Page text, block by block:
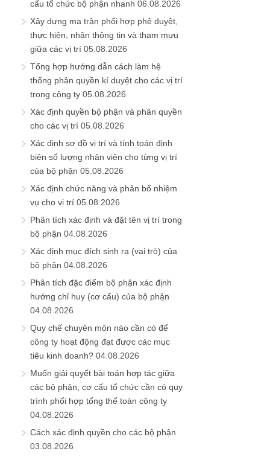
cấu tổ chức bộ phận nhanh 06.08.2026
Xây dựng ma trận phối hợp phê duyệt,
thực hiện, nhận thông tin và tham mưu
giữa các vị trí 05.08.2026
Tổng hợp hướng dẫn cách làm hệ
thống phân quyền kí duyệt cho các vị trí
trong công ty 05.08.2026
Xác định quyền bộ phận và phân quyền
cho các vị trí 05.08.2026
Xác định sơ đồ vị trí và tính toán định
biên số lượng nhân viên cho từng vị trí
của bộ phận 05.08.2026
Xác định chức năng và phân bổ nhiệm
vụ cho vị trí 05.08.2026
Phân tích xác định và đặt tên vị trí trong
bộ phận 04.08.2026
Xác định mục đích sinh ra (vai trò) của
bộ phận 04.08.2026
Phân tích đặc điểm bộ phận xác định
hướng chỉ huy (cơ cấu) của bộ phận
04.08.2026
Quy chế chuyên môn nào cần có để
công ty hoạt động đạt được các mục
tiêu kinh doanh? 04.08.2026
Muốn giải quyết bài toán hợp tác giữa
các bộ phận, cơ cấu tổ chức cần có quy
trình phối hợp tổng thể toàn công ty
04.08.2026
Cách xác định quyền cho các bộ phận
03.08.2026